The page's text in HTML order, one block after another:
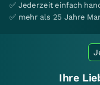
✅ Jederzeit einfach
✅ mehr als 25 Jahre
Ihre